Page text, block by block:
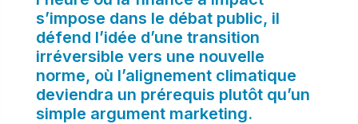
s’impose dans le débat public, il
défend l’idée d’une transition
irréversible vers une nouvelle
norme, où l’alignement climatique
deviendra un prérequis plutôt qu’un
simple argument marketing.